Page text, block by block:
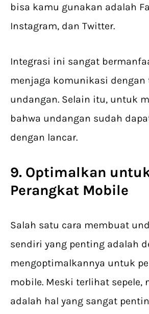
bisa kamu gunakan adalah
Instagram, dan Twitter.
Integrasi ini sangat
menjaga komunikasi dengan
undangan. Selain itu, untuk
bahwa undangan sudah
dengan lancar.
9. Optimalkan
Perangkat Mobile
Salah satu cara membuat
sendiri yang penting adalah
mengoptimalkannya untuk
mobile. Meski terlihat sepele,
adalah hal yang sangat